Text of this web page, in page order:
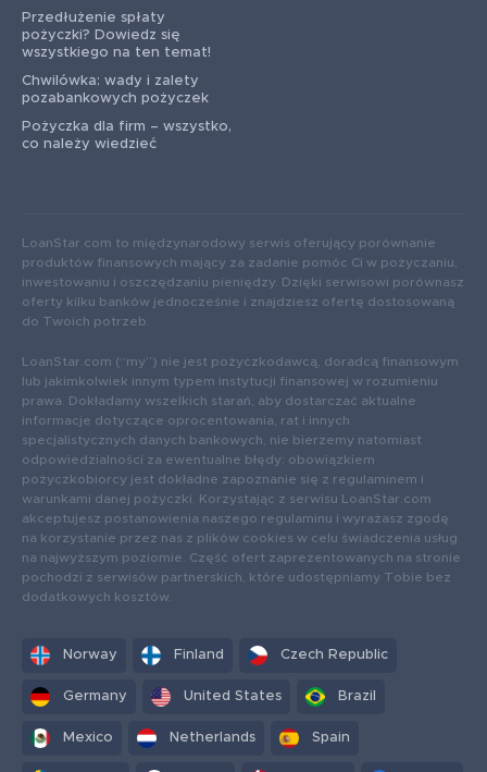
Przedłużenie spłaty
pożyczki? Dowiedz się
wszystkiego na ten temat!
Chwilówka: wady i zalety
pozabankowych pożyczek
Pożyczka dla firm – wszystko,
co należy wiedzieć
LoanStar.com to międzynarodowy serwis oferujący porównanie
produktów finansowych mający za zadanie pomóc Ci w pożyczaniu,
inwestowaniu i oszczędzaniu pieniędzy. Dzięki serwisowi porównasz
oferty kilku banków jednocześnie i znajdziesz ofertę dostosowaną
do Twoich potrzeb.
LoanStar.com (“my”) nie jest pożyczkodawcą, doradcą finansowym
lub jakimkolwiek innym typem instytucji finansowej w rozumieniu
prawa. Dokładamy wszelkich starań, aby dostarczać aktualne
informacje dotyczące oprocentowania, rat i innych
specjalistycznych danych bankowych, nie bierzemy natomiast
odpowiedzialności za ewentualne błędy: obowiązkiem
pożyczkobiorcy jest dokładne zapoznanie się z regulaminem i
warunkami danej pożyczki. Korzystając z serwisu LoanStar.com
akceptujesz postanowienia naszego regulaminu i wyrażasz zgodę
na korzystanie przez nas z plików cookies w celu świadczenia usług
na najwyższym poziomie. Część ofert zaprezentowanych na stronie
pochodzi z serwisów partnerskich, które udostępniamy Tobie bez
dodatkowych kosztów.
Norway Finland Czech Republic
Germany United States Brazil
Mexico Netherlands Spain